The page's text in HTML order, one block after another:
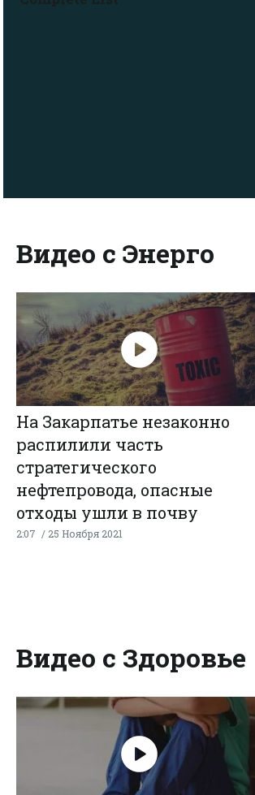
Видео с Энерго
На Закарпатье незаконно
распилили часть
стратегического
нефтепровода, опасные
отходы ушли в почву
(ВИДЕО)
2:07 25 Ноября 2021
Видео с Здоровье